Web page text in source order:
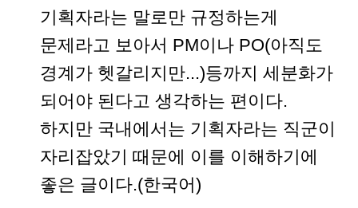
기획자라는 말로만 규정하는게
문제라고 보아서 PM이나 PO(아직도
경계가 헷갈리지만...)등까지 세분화가
되어야 된다고 생각하는 편이다.
하지만 국내에서는 기획자라는 직군이
자리잡았기 때문에 이를 이해하기에
좋은 글이다.(한국어)